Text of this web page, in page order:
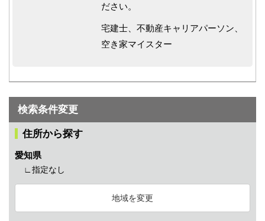
ださい。
宅建士、不動産キャリアパーソン、
空き家マイスター
検索条件変更
住所から探す
愛知県
∟指定なし
地域を変更